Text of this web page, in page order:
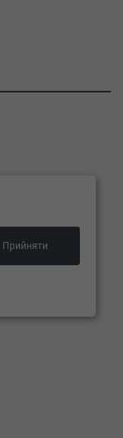
Вам потрібна
Прийняти